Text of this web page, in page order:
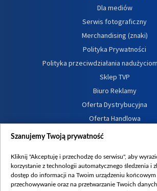
Dla mediów
Serwis fotograficzny
Merchandising (znaki)
Polityka Prywatności
Polityka przeciwdziałania
Sklep TVP
Biuro Reklamy
Oferta Dystrybucyjna
Oferta Handlowa
Dostępność
Procedura zgłoszeń
Szanujemy Twoją prywatność
Kliknij "Akceptuję i przechodzę do serwisu", aby
korzystanie z technologii automatycznego śledzenia i
dostęp do informacji na Twoim urządzeniu końcowym
przechowywanie oraz na przetwarzanie Twoich